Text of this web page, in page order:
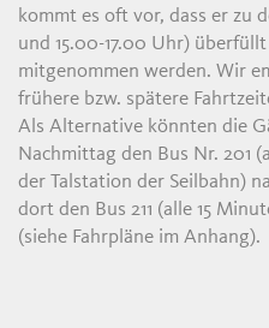
kommt es oft vor, dass er zu
und 15.00-17.00 Uhr)
mitgenommen werden. Wir
frühere bzw. spätere
Als Alternative könnten die
Nachmittag den Bus Nr. 201
der Talstation der Seilbahn)
dort den Bus 211 (alle 15
(siehe Fahrpläne im Anhang).